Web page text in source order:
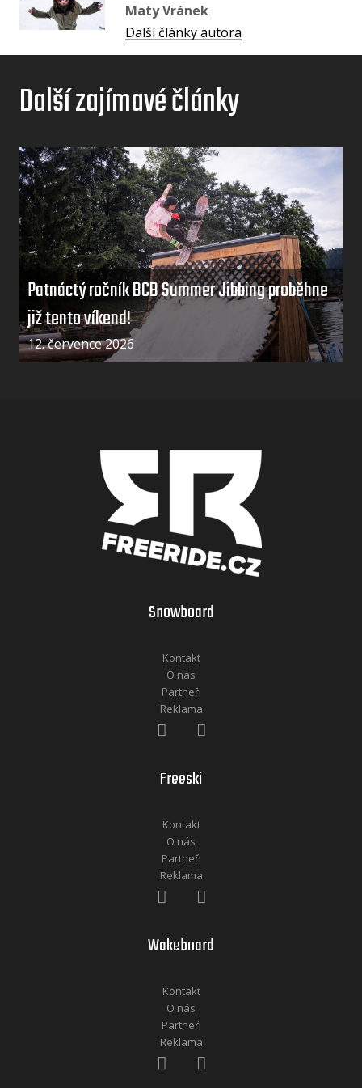
Maty Vránek
Další články autora
Další zajímavé články
Patnáctý ročník BCB Summer Jibbing proběhne
již tento víkend!
12. července 2026
Snowboard
Kontakt
O nás
Partneři
Reklama
Freeski
Kontakt
O nás
Partneři
Reklama
Wakeboard
Kontakt
O nás
Partneři
Reklama